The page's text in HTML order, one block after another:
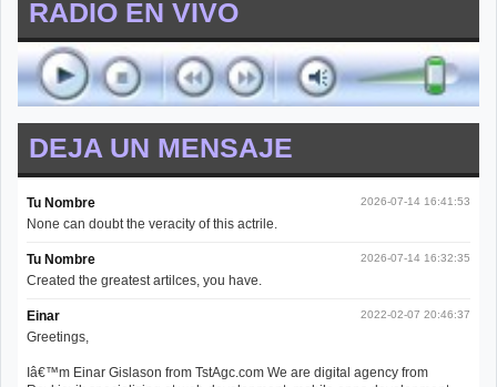
RADIO EN VIVO
DEJA UN MENSAJE